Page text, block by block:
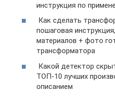
инструкция по
Как сделать
пошаговая
материалов + фото
трансформатора
Какой детектор
ТОП-10 лучших
описанием